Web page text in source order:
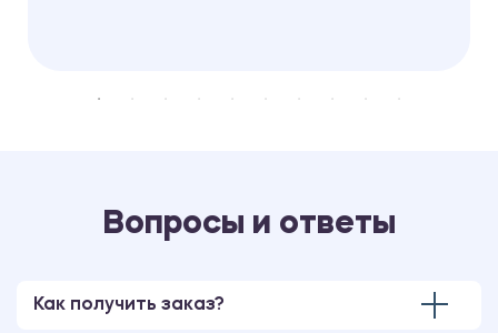
Вопросы и ответы
Как получить заказ?